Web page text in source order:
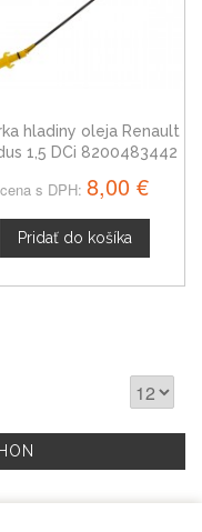
hladiny oleja Renault
1,5 DCi 8200483442
cena s DPH: 8,00 €
Pridať do košíka